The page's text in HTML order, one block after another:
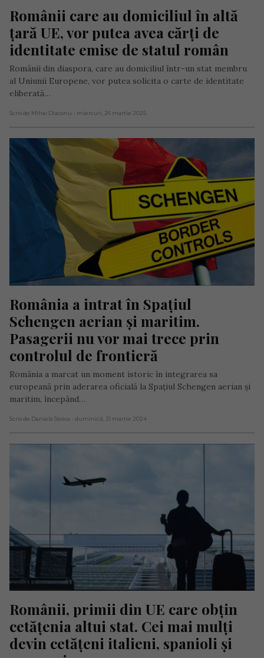
Românii care au domiciliul în altă
țară UE, vor putea avea cărți de
identitate emise de statul român
Românii din diaspora, care au domiciliul într-un stat membru
al Uniunii Europene, vor putea solicita o carte de identitate
eliberată…
Scris de Mihai Diaconu - miercuri, 26 martie 2025
România a intrat în Spațiul
Schengen aerian și maritim.
Pasagerii nu vor mai trece prin
controlul de frontieră
România a marcat un moment istoric în integrarea sa
europeană prin aderarea oficială la Spațiul Schengen aerian și
maritim, începând…
Scris de Daniela Stoica - duminică, 31 martie 2024
Românii, primii din UE care obțin
cetățenia altui stat. Cei mai mulți
devin cetățeni italieni, spanioli și